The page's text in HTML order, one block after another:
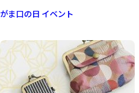
がま口の日 イベント